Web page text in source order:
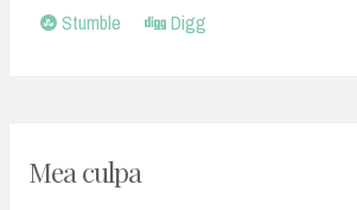
Stumble
Digg
Mea culpa